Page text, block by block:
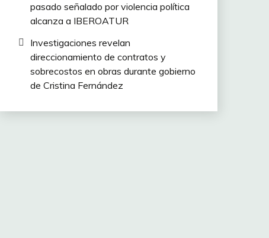
pasado señalado por violencia política
alcanza a IBEROATUR
Investigaciones revelan
direccionamiento de contratos y
sobrecostos en obras durante gobierno
de Cristina Fernández